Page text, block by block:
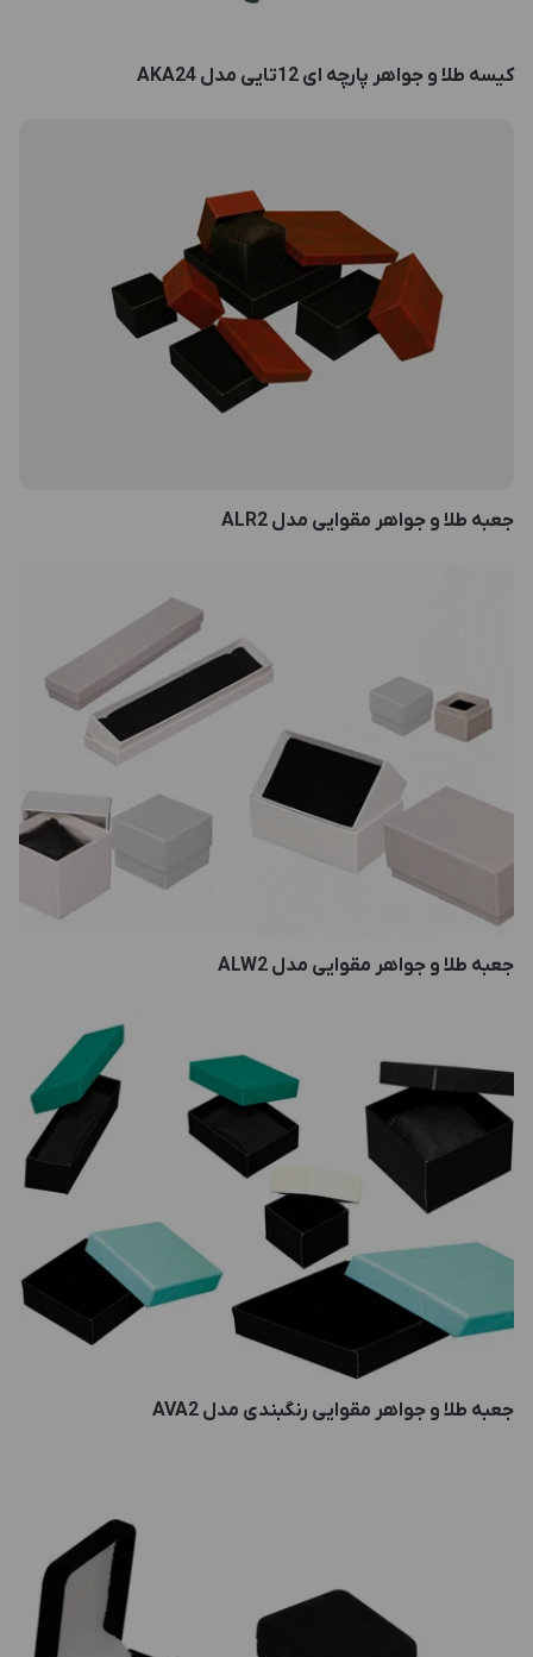
کیسه طلا و جواهر پارچه ای 12تایی مدل AKA24
جعبه طلا و جواهر مقوایی مدل ALR2
جعبه طلا و جواهر مقوایی مدل ALW2
جعبه طلا و جواهر مقوایی رنگبندی مدل AVA2